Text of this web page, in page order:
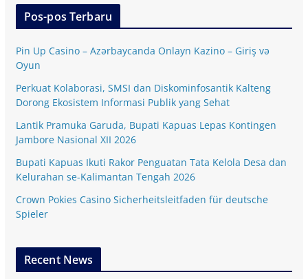
Pos-pos Terbaru
Pin Up Casino – Azərbaycanda Onlayn Kazino – Giriş və
Oyun
Perkuat Kolaborasi, SMSI dan Diskominfosantik Kalteng
Dorong Ekosistem Informasi Publik yang Sehat
Lantik Pramuka Garuda, Bupati Kapuas Lepas Kontingen
Jambore Nasional XII 2026
Bupati Kapuas Ikuti Rakor Penguatan Tata Kelola Desa dan
Kelurahan se-Kalimantan Tengah 2026
Crown Pokies Casino Sicherheitsleitfaden für deutsche
Spieler
Recent News